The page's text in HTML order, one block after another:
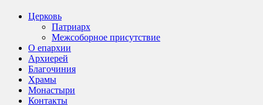
Церковь
Патриарх
Межсоборное присутствие
О епархии
Архиерей
Благочиния
Храмы
Монастыри
Контакты